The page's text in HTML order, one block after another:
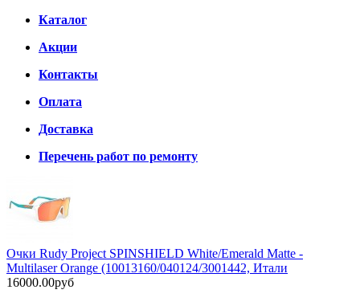
Каталог
Акции
Контакты
Оплата
Доставка
Перечень работ по ремонту
Очки Rudy Project SPINSHIELD White/Emerald Matte -
Multilaser Orange (10013160/040124/3001442, Итали
16000.00руб